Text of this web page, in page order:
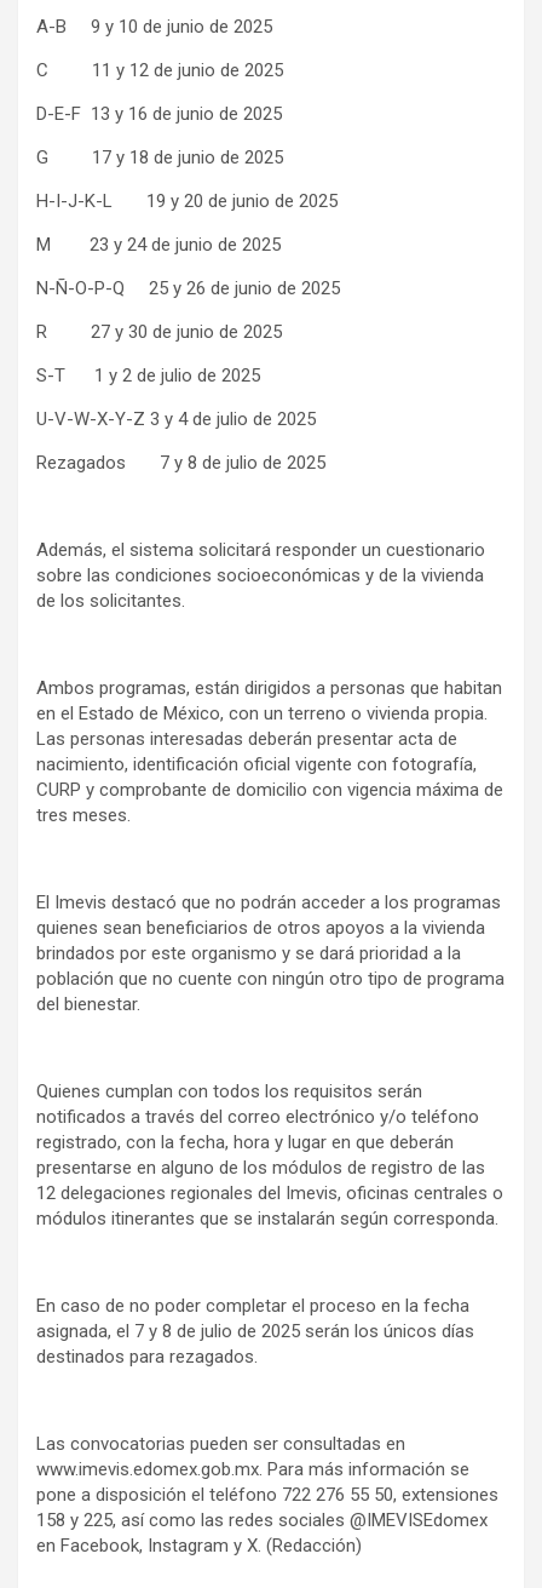
A-B 9 y 10 de junio de 2025
C 11 y 12 de junio de 2025
D-E-F 13 y 16 de junio de 2025
G 17 y 18 de junio de 2025
H-I-J-K-L 19 y 20 de junio de 2025
M 23 y 24 de junio de 2025
N-Ñ-O-P-Q 25 y 26 de junio de 2025
R 27 y 30 de junio de 2025
S-T 1 y 2 de julio de 2025
U-V-W-X-Y-Z 3 y 4 de julio de 2025
Rezagados 7 y 8 de julio de 2025
Además, el sistema solicitará responder un cuestionario
sobre las condiciones socioeconómicas y de la vivienda
de los solicitantes.
Ambos programas, están dirigidos a personas que habitan
en el Estado de México, con un terreno o vivienda propia.
Las personas interesadas deberán presentar acta de
nacimiento, identificación oficial vigente con fotografía,
CURP y comprobante de domicilio con vigencia máxima de
tres meses.
El Imevis destacó que no podrán acceder a los programas
quienes sean beneficiarios de otros apoyos a la vivienda
brindados por este organismo y se dará prioridad a la
población que no cuente con ningún otro tipo de programa
del bienestar.
Quienes cumplan con todos los requisitos serán
notificados a través del correo electrónico y/o teléfono
registrado, con la fecha, hora y lugar en que deberán
presentarse en alguno de los módulos de registro de las
12 delegaciones regionales del Imevis, oficinas centrales o
módulos itinerantes que se instalarán según corresponda.
En caso de no poder completar el proceso en la fecha
asignada, el 7 y 8 de julio de 2025 serán los únicos días
destinados para rezagados.
Las convocatorias pueden ser consultadas en
www.imevis.edomex.gob.mx. Para más información se
pone a disposición el teléfono 722 276 55 50, extensiones
158 y 225, así como las redes sociales @IMEVISEdomex
en Facebook, Instagram y X. (Redacción)